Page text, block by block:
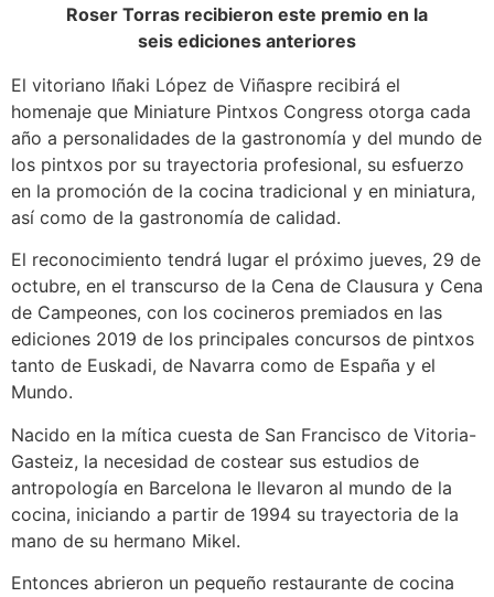
Roser Torras recibieron este premio en la
seis ediciones anteriores
El vitoriano Iñaki López de Viñaspre recibirá el
homenaje que Miniature Pintxos Congress otorga cada
año a personalidades de la gastronomía y del mundo de
los pintxos por su trayectoria profesional, su esfuerzo
en la promoción de la cocina tradicional y en miniatura,
así como de la gastronomía de calidad.
El reconocimiento tendrá lugar el próximo jueves, 29 de
octubre, en el transcurso de la Cena de Clausura y Cena
de Campeones, con los cocineros premiados en las
ediciones 2019 de los principales concursos de pintxos
tanto de Euskadi, de Navarra como de España y el
Mundo.
Nacido en la mítica cuesta de San Francisco de Vitoria-
Gasteiz, la necesidad de costear sus estudios de
antropología en Barcelona le llevaron al mundo de la
cocina, iniciando a partir de 1994 su trayectoria de la
mano de su hermano Mikel.
Entonces abrieron un pequeño restaurante de cocina